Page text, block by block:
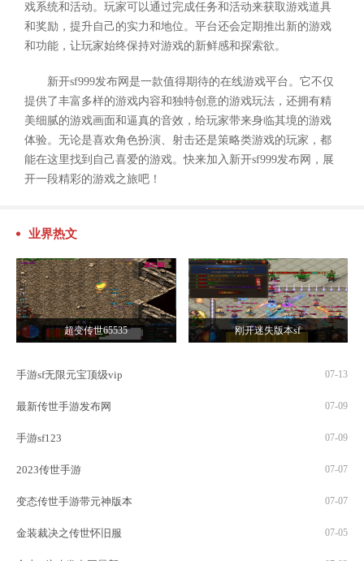
戏系统和活动。玩家可以通过完成任务和活动来获取游戏道具
和奖励，提升自己的实力和地位。平台还会定期推出新的游戏
和功能，让玩家始终保持对游戏的新鲜感和探索欲。
新开sf999发布网是一款值得期待的在线游戏平台。它不仅
提供了丰富多样的游戏内容和独特创意的游戏玩法，还拥有精
美细腻的游戏画面和逼真的音效，给玩家带来身临其境的游戏
体验。无论是喜欢角色扮演、射击还是策略类游戏的玩家，都
能在这里找到自己喜爱的游戏。快来加入新开sf999发布网，展
开一段精彩的游戏之旅吧！
业界热文
超变传世65535 刚开迷失版本sf
手游sf无限元宝顶级vip 07-13
最新传世手游发布网 07-09
手游sf123 07-09
2023传世手游 07-07
变态传世手游带元神版本 07-07
金装裁决之传世怀旧服 07-05